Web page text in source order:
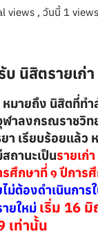
views , วันนี้ 1
บ นิสิตรายเก่
ายถึง นิสิตที่ท
ฬาลงกรณราชวิท
า เรียบร้อยแล้ว
ถานะเป็นราย
ศึกษาที่ ๑ ปีการ
ไม่ต้องดำเนินการ
ยใหม่ เริ่ม 16
เท่านั้น